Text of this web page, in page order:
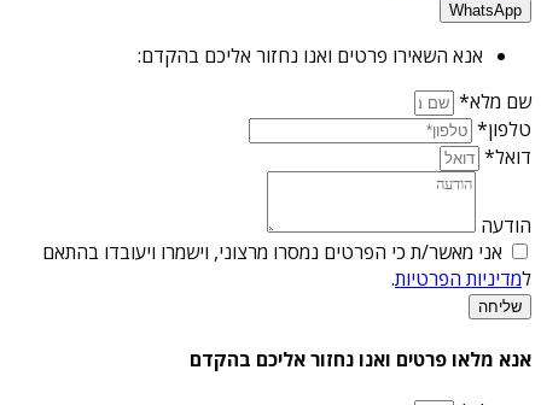
WhatsApp
אנא השאירו פרטים ואנו נחזור אליכם בהקדם:
שם מלא*
טלפון*
דואל*
הודעה
אני מאשר/ת כי הפרטים נמסרו מרצוני, וישמרו ויעובדו בהתאם
למדיניות הפרטיות.
שליחה
אנא מלאו פרטים ואנו נחזור אליכם בהקדם